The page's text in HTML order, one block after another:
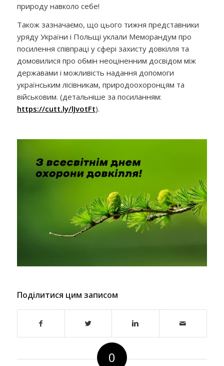
природу навколо себе!
Також зазначаємо, що цього тижня представники
уряду України і Польщі уклали Меморандум про
посилення співпраці у сфері захисту довкілля та
домовилися про обмін неоціненним досвідом між
державами і можливість надання допомоги
українським лісівникам, природоохоронцям та
військовим. (детальніше за посиланням:
https://cutt.ly/lJvotFt).
Поділитися цим записом
0